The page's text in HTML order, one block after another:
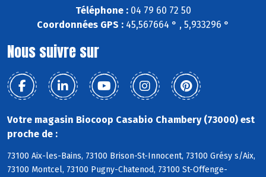
Téléphone :04 79 60 72 50
Coordonnées GPS : 45,567664 ° , 5,933296 °
Nous suivre sur
Votre magasin Biocoop Casabio Chambery (73000) est
proche de :
73100 Aix-les-Bains, 73100 Brison-St-Innocent, 73100 Grésy s/Aix,
73100 Montcel, 73100 Pugny-Chatenod, 73100 St-Offenge-